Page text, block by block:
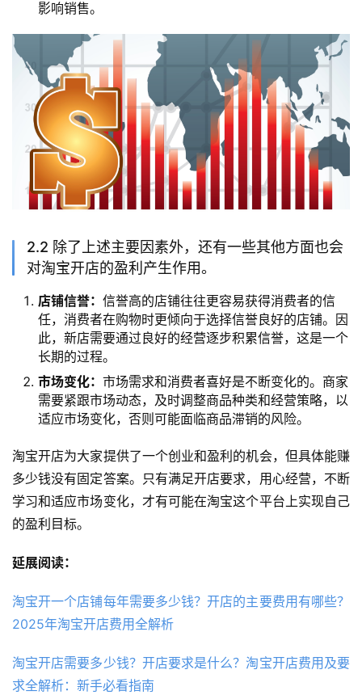
影响销售。
2.2 除了上述主要因素外，还有一些其他方面也会
对淘宝开店的盈利产生作用。
店铺信誉： 信誉高的店铺往往更容易获得消费者的信
任，消费者在购物时更倾向于选择信誉良好的店铺。因
此，新店需要通过良好的经营逐步积累信誉，这是一个
长期的过程。
市场变化： 市场需求和消费者喜好是不断变化的。商家
需要紧跟市场动态，及时调整商品种类和经营策略，以
适应市场变化，否则可能面临商品滞销的风险。
淘宝开店为大家提供了一个创业和盈利的机会，但具体能赚
多少钱没有固定答案。只有满足开店要求，用心经营，不断
学习和适应市场变化，才有可能在淘宝这个平台上实现自己
的盈利目标。
延展阅读：
淘宝开一个店铺每年需要多少钱？开店的主要费用有哪些？
2025年淘宝开店费用全解析
淘宝开店需要多少钱？开店要求是什么？淘宝开店费用及要
求全解析：新手必看指南